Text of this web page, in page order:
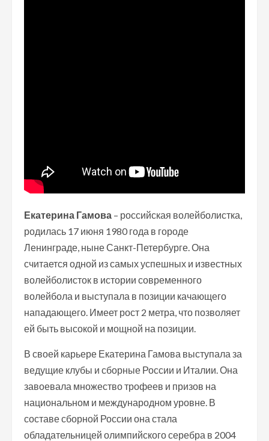
Екатерина Гамова – российская волейболистка,
родилась 17 июня 1980 года в городе
Ленинграде, ныне Санкт-Петербурге. Она
считается одной из самых успешных и известных
волейболисток в истории современного
волейбола и выступала в позиции качающего
нападающего. Имеет рост 2 метра, что позволяет
ей быть высокой и мощной на позиции.
В своей карьере Екатерина Гамова выступала за
ведущие клубы и сборные России и Италии. Она
завоевала множество трофеев и призов на
национальном и международном уровне. В
составе сборной России она стала
обладательницей олимпийского серебра в 2004